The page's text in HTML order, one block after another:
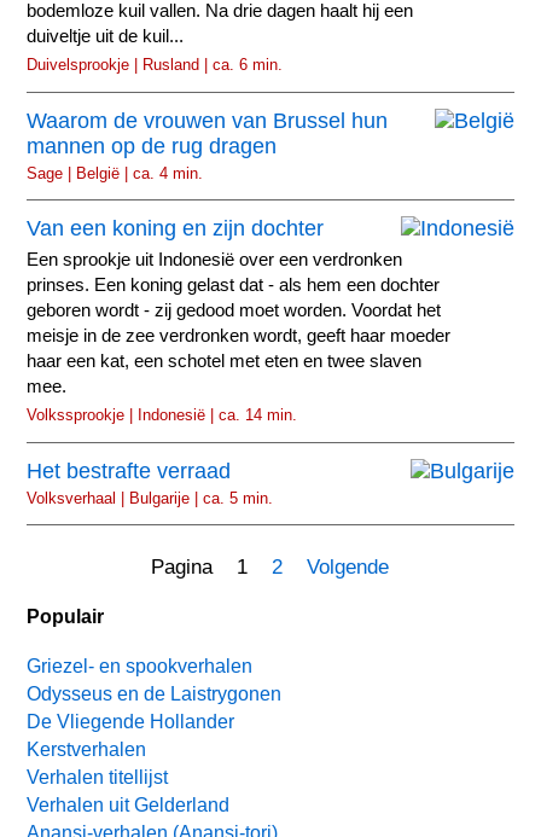
bodemloze kuil vallen. Na drie dagen haalt hij een
duiveltje uit de kuil...
Duivelsprookje | Rusland | ca. 6 min.
Waarom de vrouwen van Brussel hun
mannen op de rug dragen
Sage | België | ca. 4 min.
Van een koning en zijn dochter
Een sprookje uit Indonesië over een verdronken
prinses. Een koning gelast dat - als hem een dochter
geboren wordt - zij gedood moet worden. Voordat het
meisje in de zee verdronken wordt, geeft haar moeder
haar een kat, een schotel met eten en twee slaven
mee.
Volkssprookje | Indonesië | ca. 14 min.
Het bestrafte verraad
Volksverhaal | Bulgarije | ca. 5 min.
Pagina 12 Volgende
Populair
Griezel- en spookverhalen
Odysseus en de Laistrygonen
De Vliegende Hollander
Kerstverhalen
Verhalen titellijst
Verhalen uit Gelderland
Anansi-verhalen (Anansi-tori)